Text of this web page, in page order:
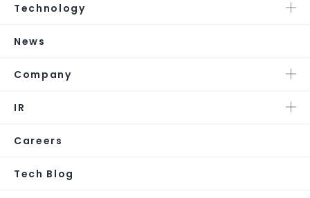
Technology
News
Company
IR
Careers
Tech Blog